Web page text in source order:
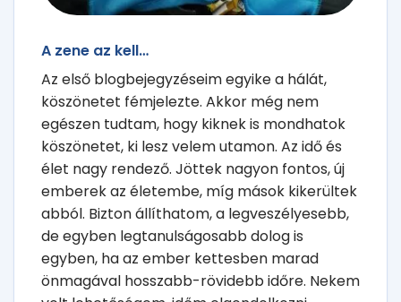
A zene az kell…
Az első blogbejegyzéseim egyike a hálát,
köszönetet fémjelezte. Akkor még nem
egészen tudtam, hogy kiknek is mondhatok
köszönetet, ki lesz velem utamon. Az idő és
élet nagy rendező. Jöttek nagyon fontos, új
emberek az életembe, míg mások kikerültek
abból. Bizton állíthatom, a legveszélyesebb,
de egyben legtanulságosabb dolog is
egyben, ha az ember kettesben marad
önmagával hosszabb-rövidebb időre. Nekem